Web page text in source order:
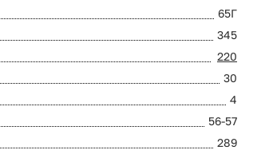
65Г
345
220
30
4
56-57
289